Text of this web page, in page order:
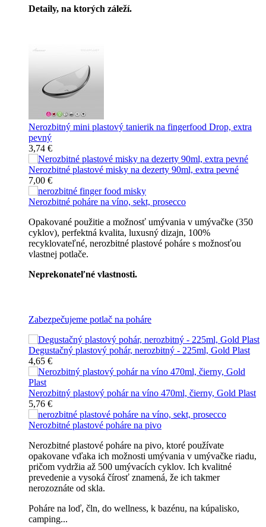
Detaily, na ktorých záleží.
Nerozbitný mini plastový tanierik na fingerfood Drop, extra
pevný
3,74 €
Nerozbitné plastové misky na dezerty 90ml, extra pevné
7,00 €
Nerozbitné poháre na víno, sekt, prosecco
Opakované použitie a možnosť umývania v umývačke (350
cyklov), perfektná kvalita, luxusný dizajn, 100%
recyklovateľné, nerozbitné plastové poháre s možnosťou
vlastnej potlače.
Neprekonateľné vlastnosti.
Zabezpečujeme potlač na poháre
Degustačný plastový pohár, nerozbitný - 225ml, Gold Plast
4,65 €
Nerozbitný plastový pohár na víno 470ml, čierny, Gold Plast
5,76 €
Nerozbitné plastové poháre na pivo
Nerozbitné plastové poháre na pivo, ktoré používate
opakovane vďaka ich možnosti umývania v umývačke riadu,
pričom vydržia až 500 umývacích cyklov. Ich kvalitné
prevedenie a vysoká čírosť znamená, že ich takmer
nerozoznáte od skla.
Poháre na loď, čln, do wellness, k bazénu, na kúpalisko,
camping...